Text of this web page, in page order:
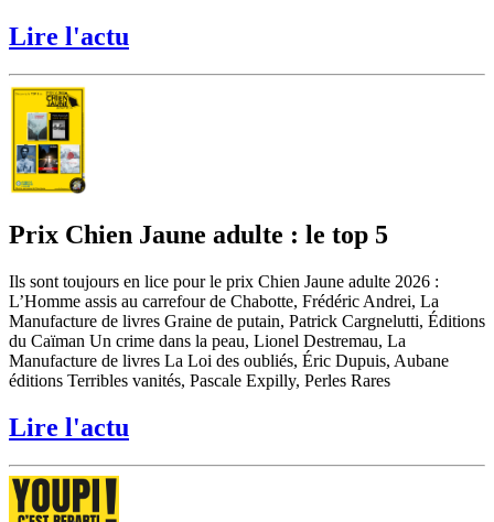
Lire l'actu
Prix Chien Jaune adulte : le top 5
Ils sont toujours en lice pour le prix Chien Jaune adulte 2026 :
L’Homme assis au carrefour de Chabotte, Frédéric Andrei, La
Manufacture de livres Graine de putain, Patrick Cargnelutti, Éditions
du Caïman Un crime dans la peau, Lionel Destremau, La
Manufacture de livres La Loi des oubliés, Éric Dupuis, Aubane
éditions Terribles vanités, Pascale Expilly, Perles Rares
Lire l'actu